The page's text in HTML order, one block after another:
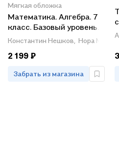
Мягкая обложка
Математика. Алгебра. 7
класс. Базовый уровень.
Учебник
Константин Нешков, Нора
2 199 ₽
Забрать из магазина